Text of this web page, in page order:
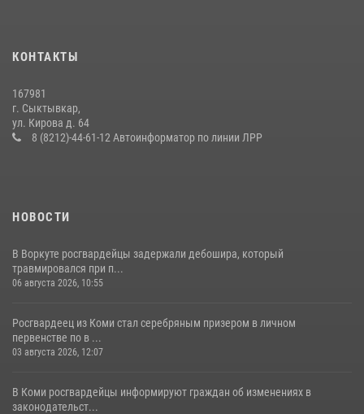
покупателя
Житель Сыктывкара привлечен к административной
ответственности за утерю оружия
КОНТАКТЫ
167981
г. Сыктывкар,
ул. Кирова д. 64
8 (8212)-44-61-12 Автоинформатор по линии ЛРР
НОВОСТИ
В Воркуте росгвардейцы задержали дебошира, который
травмировался при п...
06 августа 2026, 10:55
Росгвардеец из Коми стал серебряным призером в личном
первенстве по в ...
03 августа 2026, 12:07
В Коми росгвардейцы информируют граждан об изменениях в
законодательст...